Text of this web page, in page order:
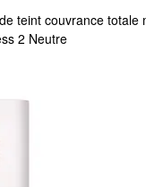
teint couvrance totale
2 Neutre